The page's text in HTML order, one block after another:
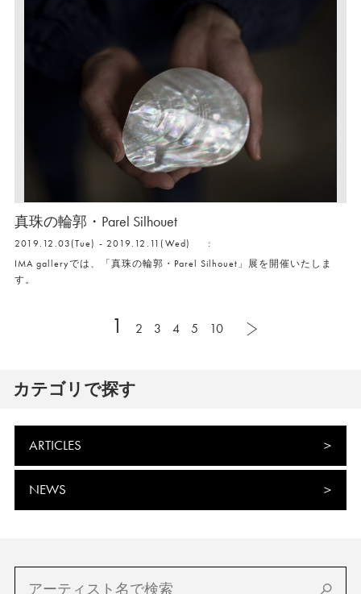
真珠の輪郭・Parel Silhouet
2019.12.03(Tue) - 2019.12.11(Wed)
:
IMA galleryでは、「真珠の輪郭・Parel Silhouet」展を開催いたしま
す。
1 2 3 4 5 10
カテゴリで探す
ARTICLES
NEWS